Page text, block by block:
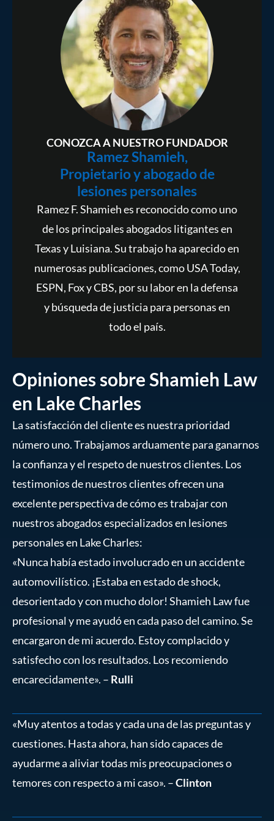
CONOZCA A NUESTRO FUNDADOR
Ramez Shamieh,
Propietario y abogado de
lesiones personales
Ramez F. Shamieh es reconocido como uno
de los principales abogados litigantes en
Texas y Luisiana. Su trabajo ha aparecido en
numerosas publicaciones, como USA Today,
ESPN, Fox y CBS, por su labor en la defensa
y búsqueda de justicia para personas en
todo el país.
Opiniones sobre Shamieh Law
en Lake Charles
La satisfacción del cliente es nuestra prioridad
número uno. Trabajamos arduamente para ganarnos
la confianza y el respeto de nuestros clientes. Los
testimonios de nuestros clientes ofrecen una
excelente perspectiva de cómo es trabajar con
nuestros abogados especializados en lesiones
personales en Lake Charles:
«Nunca había estado involucrado en un accidente
automovilístico. ¡Estaba en estado de shock,
desorientado y con mucho dolor! Shamieh Law fue
profesional y me ayudó en cada paso del camino. Se
encargaron de mi acuerdo. Estoy complacido y
satisfecho con los resultados. Los recomiendo
encarecidamente». – Rulli
«Muy atentos a todas y cada una de las preguntas y
cuestiones. Hasta ahora, han sido capaces de
ayudarme a aliviar todas mis preocupaciones o
temores con respecto a mi caso». –Clinton